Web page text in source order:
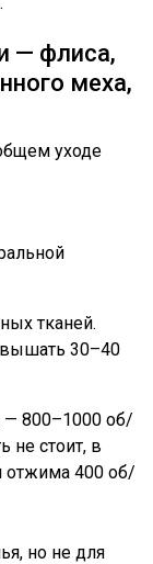
— флиса,
меха,
уходе
тканей.
30–40
— 800–1000 об/
не стоит, в
отжима 400 об/
но не для